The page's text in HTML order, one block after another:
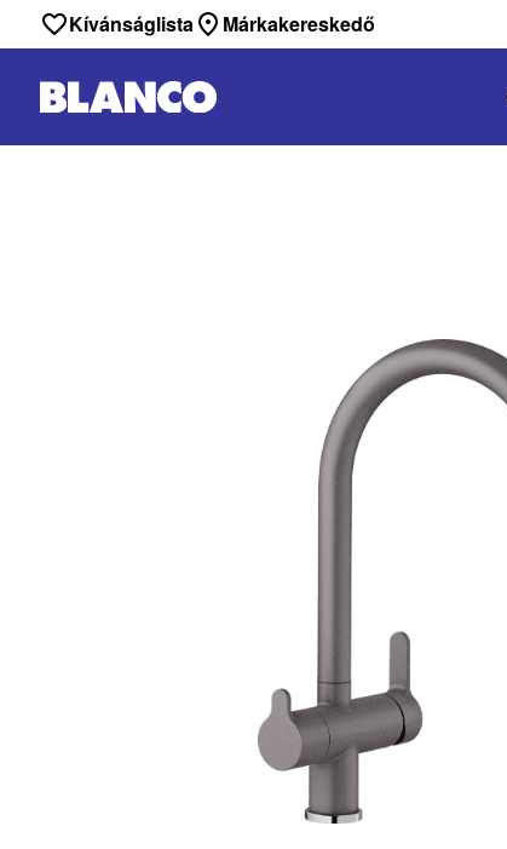
Kívánságlista Márkakereskedő